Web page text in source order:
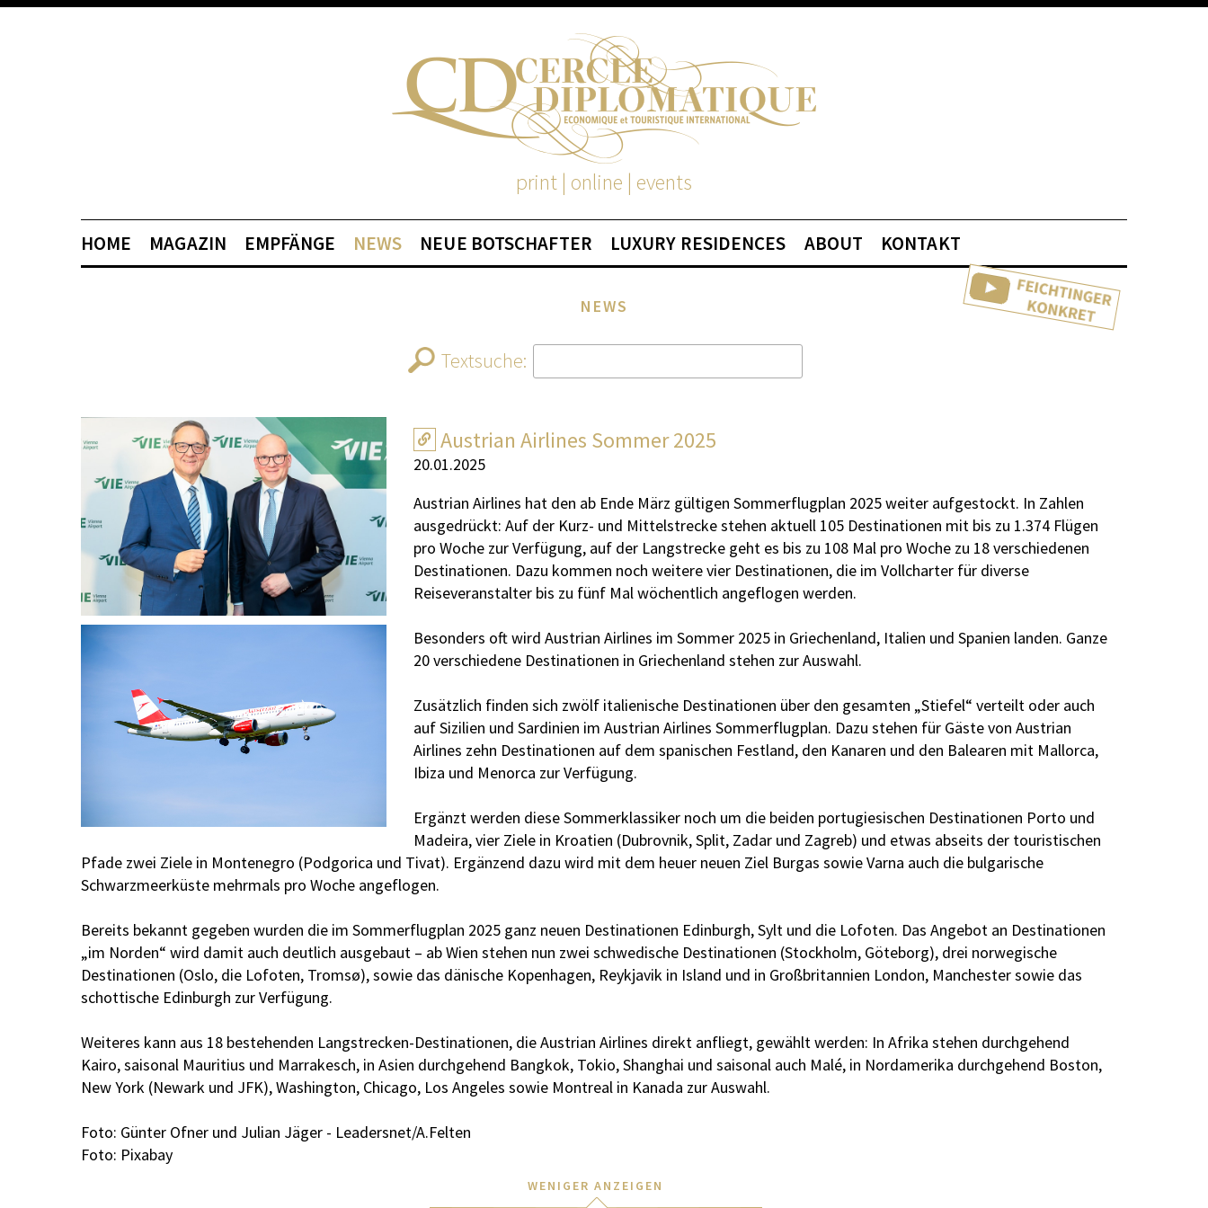
print | online | events
HOME MAGAZIN EMPFÄNGE NEWS NEUE BOTSCHAFTER LUXURY RESIDENCES ABOUT KONTAKT
NEWS
Textsuche:
Austrian Airlines Sommer 2025
20.01.2025
Austrian Airlines hat den ab Ende März gültigen Sommerflugplan 2025 weiter aufgestockt. In Zahlen
ausgedrückt: Auf der Kurz- und Mittelstrecke stehen aktuell 105 Destinationen mit bis zu 1.374 Flügen
pro Woche zur Verfügung, auf der Langstrecke geht es bis zu 108 Mal pro Woche zu 18 verschiedenen
Destinationen. Dazu kommen noch weitere vier Destinationen, die im Vollcharter für diverse
Reiseveranstalter bis zu fünf Mal wöchentlich angeflogen werden.
Besonders oft wird Austrian Airlines im Sommer 2025 in Griechenland, Italien und Spanien landen. Ganze
20 verschiedene Destinationen in Griechenland stehen zur Auswahl.
Zusätzlich finden sich zwölf italienische Destinationen über den gesamten „Stiefel“ verteilt oder auch
auf Sizilien und Sardinien im Austrian Airlines Sommerflugplan. Dazu stehen für Gäste von Austrian
Airlines zehn Destinationen auf dem spanischen Festland, den Kanaren und den Balearen mit Mallorca,
Ibiza und Menorca zur Verfügung.
Ergänzt werden diese Sommerklassiker noch um die beiden portugiesischen Destinationen Porto und
Madeira, vier Ziele in Kroatien (Dubrovnik, Split, Zadar und Zagreb) und etwas abseits der touristischen
Pfade zwei Ziele in Montenegro (Podgorica und Tivat). Ergänzend dazu wird mit dem heuer neuen Ziel Burgas sowie Varna auch die bulgarische
Schwarzmeerküste mehrmals pro Woche angeflogen.
Bereits bekannt gegeben wurden die im Sommerflugplan 2025 ganz neuen Destinationen Edinburgh, Sylt und die Lofoten. Das Angebot an Destinationen
„im Norden“ wird damit auch deutlich ausgebaut – ab Wien stehen nun zwei schwedische Destinationen (Stockholm, Göteborg), drei norwegische
Destinationen (Oslo, die Lofoten, Tromsø), sowie das dänische Kopenhagen, Reykjavik in Island und in Großbritannien London, Manchester sowie das
schottische Edinburgh zur Verfügung.
Weiteres kann aus 18 bestehenden Langstrecken-Destinationen, die Austrian Airlines direkt anfliegt, gewählt werden: In Afrika stehen durchgehend
Kairo, saisonal Mauritius und Marrakesch, in Asien durchgehend Bangkok, Tokio, Shanghai und saisonal auch Malé, in Nordamerika durchgehend Boston,
New York (Newark und JFK), Washington, Chicago, Los Angeles sowie Montreal in Kanada zur Auswahl.
Foto: Günter Ofner und Julian Jäger - Leadersnet/A.Felten
Foto: Pixabay
WENIGER ANZEIGEN